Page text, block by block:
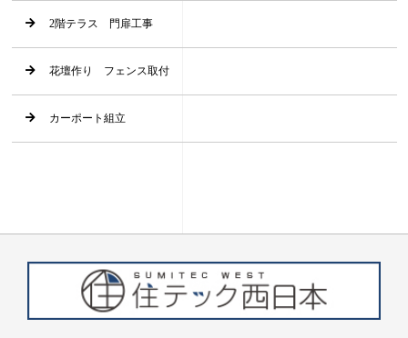
2階テラス 門扉工事
花壇作り フェンス取付
カーポート組立